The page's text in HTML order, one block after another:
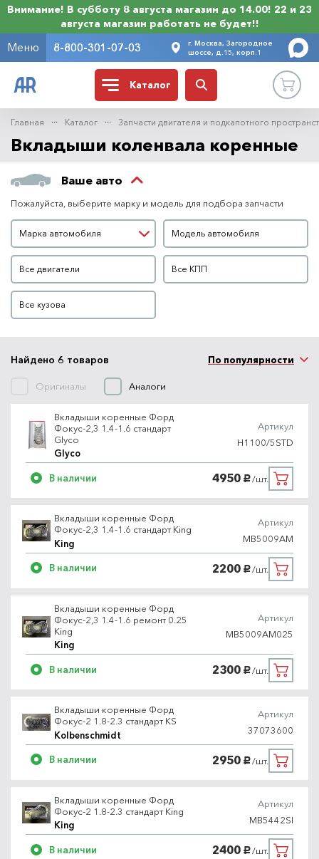
Внимание! В субботу 8 августа магазин до 14.00! 22 и 23
августа магазин работать не будет!!
Меню 8-800-301-07-03
г. Москва, Загородное
шоссе, д.15, корп.1
Каталог
Главная Каталог Запчасти двигателя и подкапотного
Вкладыши коленвала коренные
Ваше авто
Пожалуйста, выберите марку и модель для подбора запчасти
Марка автомобиля
Марка автомобиля
Модель автомобиля
Модель автомобиля
Двигатель
Все двигатели
КПП
Все КПП
Кузов
Все кузова
Найдено 6 товаров
Оригиналы Аналоги
По популярности
Вкладыши коренные Форд
Фокус-2,3 1.4-1.6 стандарт
Glyco
Glyco
Артикул
H1100/5STD
В наличии 4950 руб./шт.
Вкладыши коренные Форд
Фокус-2,3 1.4-1.6 стандарт King
King
Артикул
MB5009AM
В наличии 2200 руб./шт.
Вкладыши коренные Форд
Фокус-2,3 1.4-1.6 ремонт 0.25
King
King
Артикул
MB5009AM025
В наличии 2300 руб./шт.
Вкладыши коренные Форд
Фокус-2 1.8-2.3 стандарт KS
Kolbenschmidt
Артикул
37073600
В наличии 2950 руб./шт.
Вкладыши коренные Форд
Фокус-2 1.8-2.3 стандарт King
King
Артикул
MB5442SI
В наличии 2400 руб./шт.